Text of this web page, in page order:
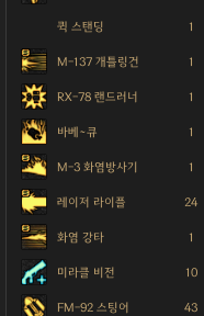
퀵 스탠딩 1
M-137 개틀링건 1
RX-78 랜드러너 1
바베~큐 1
M-3 화염방사기 1
레이저 라이플 24
화염 강타 1
미라클 비전 10
FM-92 스팅어 43